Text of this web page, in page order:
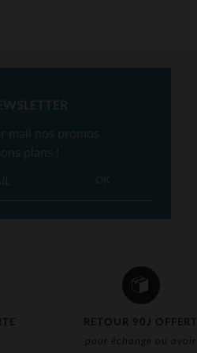
RETOUR 90J OFFERT
pour échange ou avoir
mail nos promos
plans !
OK